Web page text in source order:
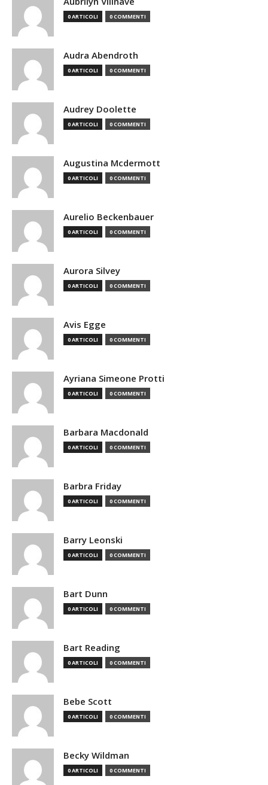
0 ARTICOLI 0 COMMENTI
Audra Abendroth
0 ARTICOLI 0 COMMENTI
Audrey Doolette
0 ARTICOLI 0 COMMENTI
Augustina Mcdermott
0 ARTICOLI 0 COMMENTI
Aurelio Beckenbauer
0 ARTICOLI 0 COMMENTI
Aurora Silvey
0 ARTICOLI 0 COMMENTI
Avis Egge
0 ARTICOLI 0 COMMENTI
Ayriana Simeone Protti
0 ARTICOLI 0 COMMENTI
Barbara Macdonald
0 ARTICOLI 0 COMMENTI
Barbra Friday
0 ARTICOLI 0 COMMENTI
Barry Leonski
0 ARTICOLI 0 COMMENTI
Bart Dunn
0 ARTICOLI 0 COMMENTI
Bart Reading
0 ARTICOLI 0 COMMENTI
Bebe Scott
0 ARTICOLI 0 COMMENTI
Becky Wildman
0 ARTICOLI 0 COMMENTI